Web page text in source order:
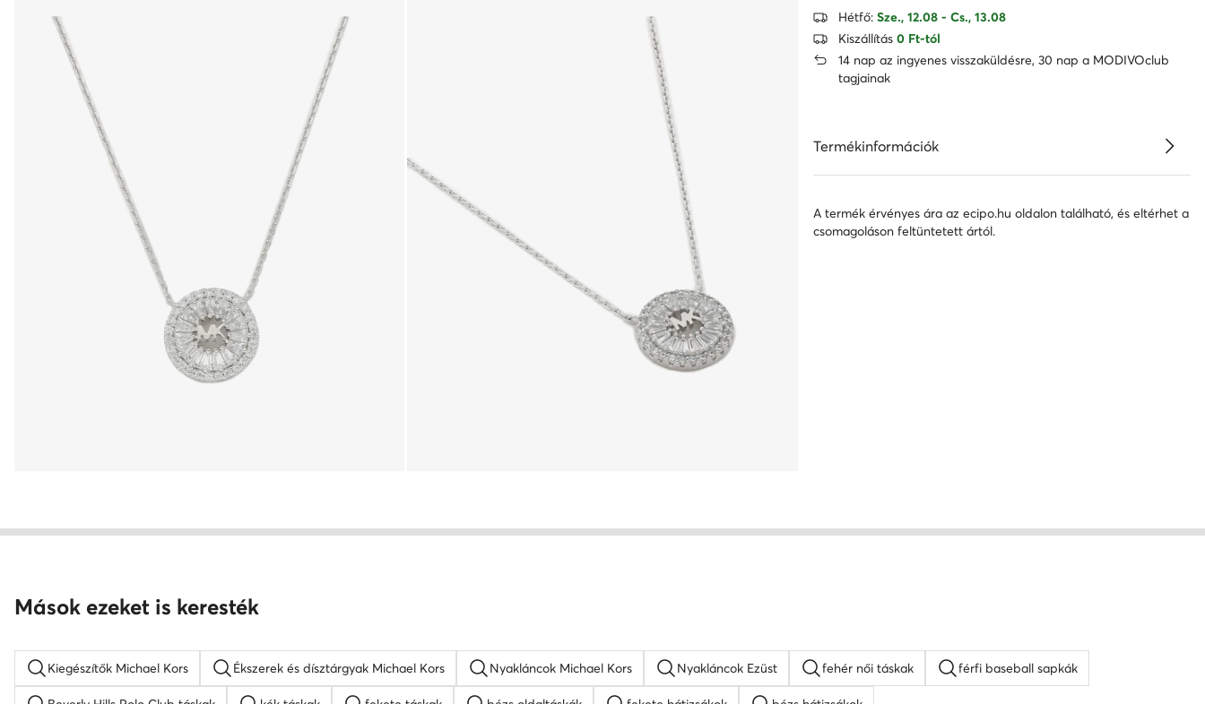
Hétfő: Sze., 12.08 - Cs., 13.08
Kiszállítás 0 Ft-tól
14 nap az ingyenes visszaküldésre, 30 nap a MODIVOclub
tagjainak
Termékinformációk
A termék érvényes ára az ecipo.hu oldalon található, és eltérhet a
csomagoláson feltüntetett ártól.
Mások ezeket is keresték
Kiegészítők Michael Kors Ékszerek és dísztárgyak Michael Kors Nyakláncok Michael Kors Nyakláncok Ezüst fehér női táskak férfi baseball sapkák